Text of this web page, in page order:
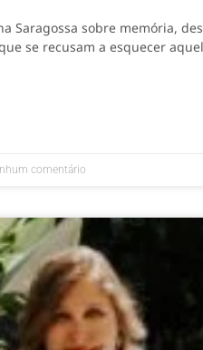
Saragossa sobre memória,
se recusam a esquecer
comentário